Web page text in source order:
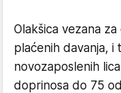
Olakšica vezana
plaćenih davanja, i
novozaposlenih
doprinosa do 75